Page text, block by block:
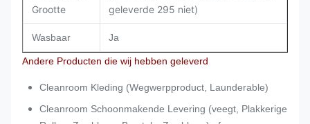
Grootte
geleverde 295 niet)
Wasbaar Ja
Andere Producten die wij hebben geleverd
Cleanroom Kleding (Wegwerpproduct, Launderable)
Cleanroom Schoonmakende Levering (veegt, Plakkerige